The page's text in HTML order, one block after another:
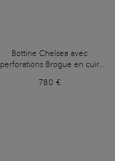
Bottine Chelsea avec
perforations Brogue en cuir
780 €